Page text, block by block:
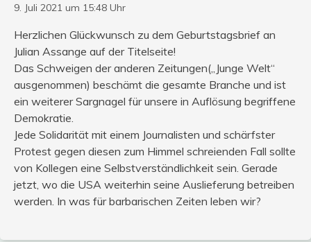
9. Juli 2021 um 15:48 Uhr
Herzlichen Glückwunsch zu dem Geburtstagsbrief an
Julian Assange auf der Titelseite!
Das Schweigen der anderen Zeitungen(„Junge Welt“
ausgenommen) beschämt die gesamte Branche und ist
ein weiterer Sargnagel für unsere in Auflösung begriffene
Demokratie.
Jede Solidarität mit einem Journalisten und schärfster
Protest gegen diesen zum Himmel schreienden Fall sollte
von Kollegen eine Selbstverständlichkeit sein. Gerade
jetzt, wo die USA weiterhin seine Auslieferung betreiben
werden. In was für barbarischen Zeiten leben wir?